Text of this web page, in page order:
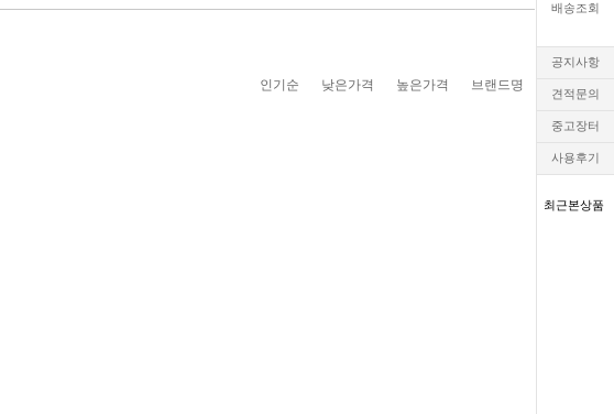
배송조회
공지사항
견적문의
중고장터
사용후기
최근본상품
인기순 낮은가격 높은가격 브랜드명